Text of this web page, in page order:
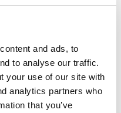
and ads, to
to analyse our traffic.
your use of our site with
analytics partners who
that you’ve